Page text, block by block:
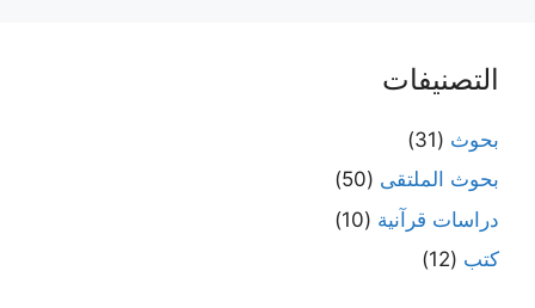
التصنيفات
بحوث (31)
بحوث الملتقى (50)
دراسات قرآنية (10)
كتب (12)